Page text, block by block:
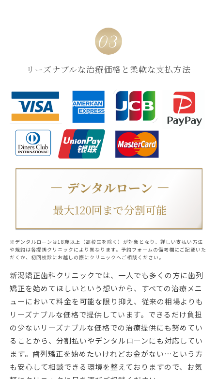
リーズナブルな治療価格と柔軟な支払方法
新潟矯正歯科クリニックでは、一人でも多くの方に歯列
矯正を始めてほしいという想いから、すべての治療メニ
ューにおいて料金を可能な限り抑え、従来の相場よりも
リーズナブルな価格で提供しています。できるだけ負担
の少ないリーズナブルな価格での治療提供にも努めてい
ることから、分割払いやデンタルローンにも対応してい
ます。歯列矯正を始めたいけれどお金がない…という方
も安心して相談できる環境を整えておりますので、お気
※デンタルローンは18歳以上（高校生を除く）が対象となり、詳しい支払い方法
や規約は各提携クリニックにより異なります。予約フォームの備考欄にご記載いた
だくか、初回検診にお越しの際にクリニックへご相談ください。